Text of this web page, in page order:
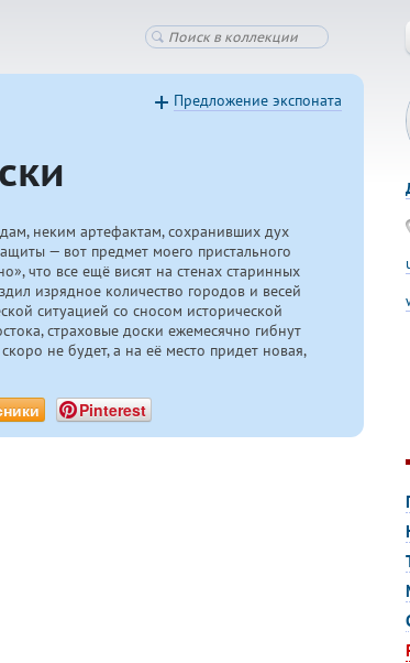
неким артефактам, сохранивших дух
— вот предмет моего пристального
что все ещё висят на стенах старинных
изрядное количество городов и весей
ситуацией со сносом исторической
страховые доски ежемесячно гибнут
не будет, а на её место придет новая,
Pinterest
Предложение экспоната